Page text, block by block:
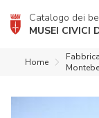
Catalogo dei
MUSEI CIVICI
Home